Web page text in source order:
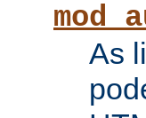
As